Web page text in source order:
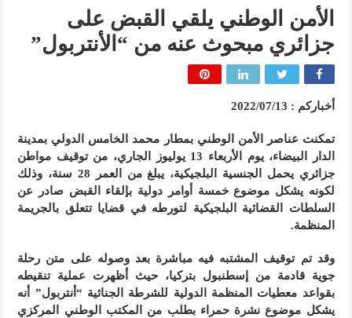
الأمن الوطني يلقي القبض على
جزائري مبحوث عنه من “الأنتربول”
أخباركم : 2022/07/13
تمكنت عناصر الأمن الوطني بمطار محمد الخامس الدولي بمدينة
الدار البيضاء، يوم الأربعاء 13 يوليوز الجاري، من توقيف مواطن
جزائري يحمل الجنسية البلجيكية، يبلغ من العمر 28 سنة، وذلك
لكونه يشكل موضوع خمسة أوامر دولية بإلقاء القبض صادر عن
السلطات القضائية البلجيكية لتورطه في قضايا تتعلق بالجريمة
المنظمة.
وقد تم توقيف المشتبه فيه مباشرة بعد وصوله على متن رحلة
جوية قادمة من إسطنبول بتركيا، حيث أظهرت عملية تنقيطه
بقواعد معطيات المنظمة الدولية للشرطة الجنائية “أنتربول” أنه
يشكل موضوع نشرة حمراء بطلب من المكتب الوطني المركزي